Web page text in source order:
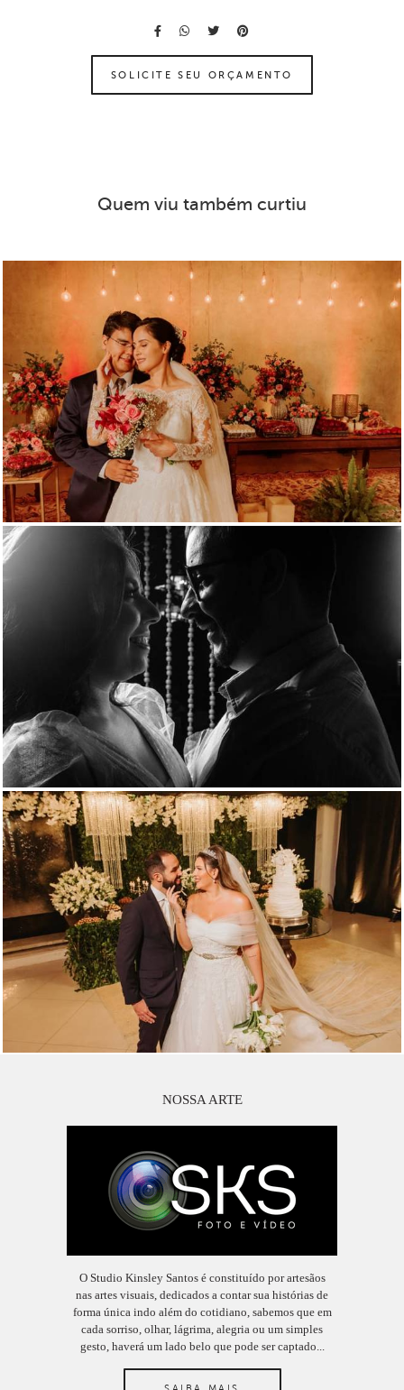
SOLICITE SEU ORÇAMENTO
Quem viu também curtiu
NOSSA ARTE
O Studio Kinsley Santos é constituído por artesãos
nas artes visuais, dedicados a contar sua histórias de
forma única indo além do cotidiano, sabemos que em
cada sorriso, olhar, lágrima, alegria ou um simples
gesto, haverá um lado belo que pode ser captado...